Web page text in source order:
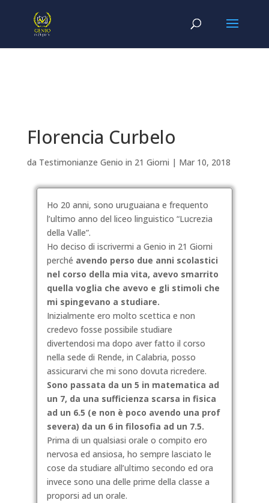
Florencia Curbelo
da Testimonianze Genio in 21 Giorni | Mar 10, 2018
Ho 20 anni, sono uruguaiana e frequento
l’ultimo anno del liceo linguistico “Lucrezia
della Valle”.
Ho deciso di iscrivermi a Genio in 21 Giorni
perché avendo perso due anni scolastici
nel corso della mia vita, avevo smarrito
quella voglia che avevo e gli stimoli che
mi spingevano a studiare.
Inizialmente ero molto scettica e non
credevo fosse possibile studiare
divertendosi ma dopo aver fatto il corso
nella sede di Rende, in Calabria, posso
assicurarvi che mi sono dovuta ricredere.
Sono passata da un 5 in matematica ad
un 7, da una sufficienza scarsa in fisica
ad un 6.5 (e non è poco avendo una prof
severa) da un 6 in filosofia ad un 7.5.
Prima di un qualsiasi orale o compito ero
nervosa ed ansiosa, ho sempre lasciato le
cose da studiare all’ultimo secondo ed ora
invece sono una delle prime della classe a
proporsi ad un orale.